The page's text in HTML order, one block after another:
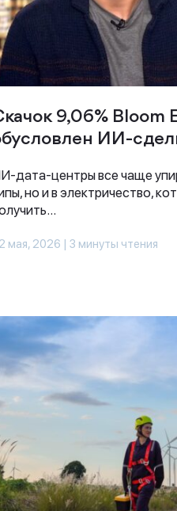
9,06% Bloom
ИИ-
дата-центры все чаще
но и в электричество,
мая, 2026 | 3 минуты чтения